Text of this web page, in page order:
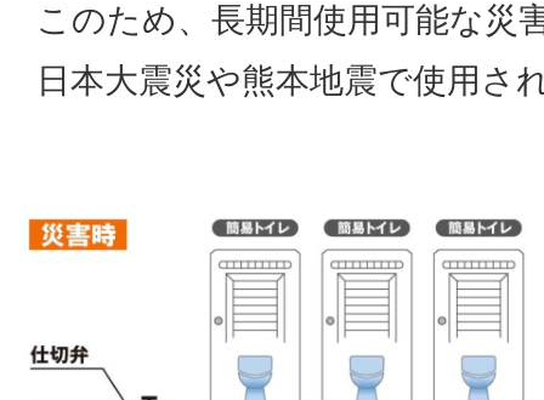
このため、長期間使用可能な災
日本大震災や熊本地震で使用さ